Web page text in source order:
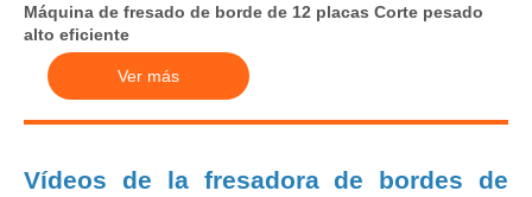
Máquina de fresado de borde de 12 placas Corte pesado
alto eficiente
Ver más
Vídeos de la fresadora de bordes de